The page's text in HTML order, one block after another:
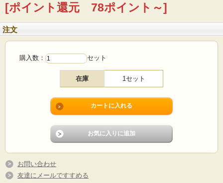
経年によって剥がれています。
■デザイン：Jens.H.Quistgaard（イェンス・クイストゴー）
■メーカー：Kronjyden
■コンディション：内底に釉薬の下に砂の巻き込み、スプーン跡などがあります。
砂は透明な釉薬の下になりますので、ご使用に差し支えません。カップ外底に微
[ポイント還元 78ポイント～]
注文
購入数： セット
在庫 1セット
お問い合わせ
友達にメールですすめる